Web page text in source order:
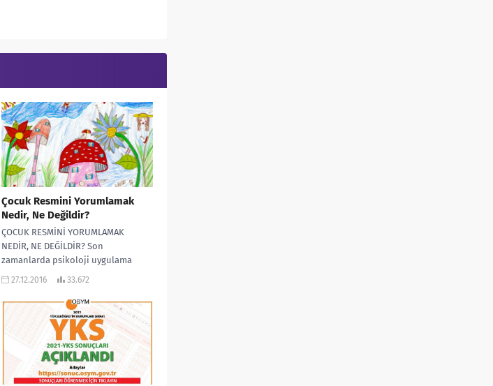
Çocuk Resmini Yorumlamak
Nedir, Ne Değildir?
ÇOCUK RESMİNİ YORUMLAMAK
NEDİR, NE DEĞİLDİR? Son
zamanlarda psikoloji uygulama
alanında oldukça popüler bazı yeni
27.12.2016 33.672